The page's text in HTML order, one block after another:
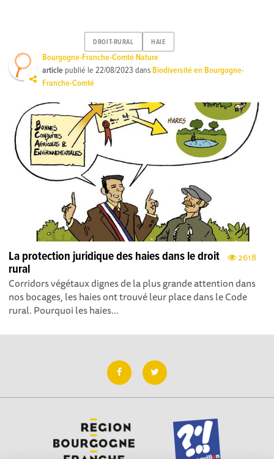
DROIT-RURAL HAIE
Bourgogne-Franche-Comté Nature
article publié le22/08/2023 dansBiodiversité en Bourgogne-
Franche-Comté
2618
La protection juridique des haies dans le droit
rural
Corridors végétaux dignes de la plus grande attention dans
nos bocages, les haies ont trouvé leur place dans le Code
rural. Pourquoi les haies...